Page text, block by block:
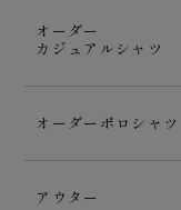
オーダー
カジュアルシャツ
オーダーポロシャツ
アウター